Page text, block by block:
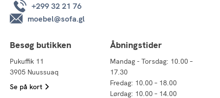
+299 32 21 76
moebel@sofa.gl
Besøg butikken
Pukuffik 11
3905 Nuussuaq
Se på kort
Åbningstider
Mandag - Torsdag: 10.00 –
17.30
Fredag: 10.00 – 18.00
Lørdag: 10.00 – 14.00